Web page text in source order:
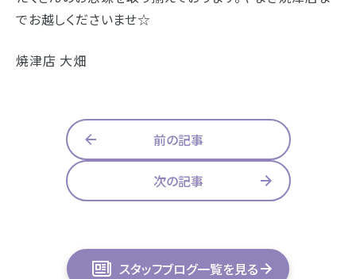
でお越しください ませ☆
焼津店 大畑
前の記事
次の記事
スタッフブログ一覧を見る